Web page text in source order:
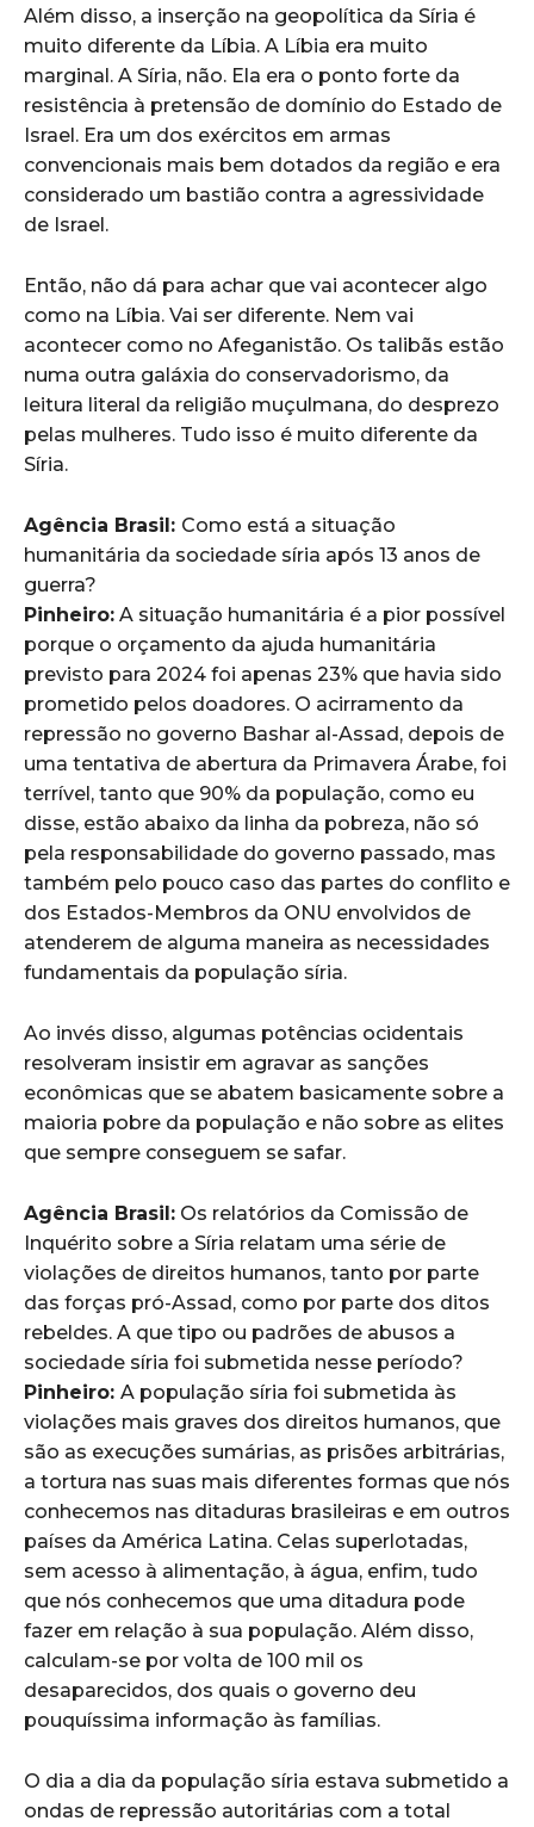
Além disso, a inserção na geopolítica da Síria é
muito diferente da Líbia. A Líbia era muito
marginal. A Síria, não. Ela era o ponto forte da
resistência à pretensão de domínio do Estado de
Israel. Era um dos exércitos em armas
convencionais mais bem dotados da região e era
considerado um bastião contra a agressividade
de Israel.
Então, não dá para achar que vai acontecer algo
como na Líbia. Vai ser diferente. Nem vai
acontecer como no Afeganistão. Os talibãs estão
numa outra galáxia do conservadorismo, da
leitura literal da religião muçulmana, do desprezo
pelas mulheres. Tudo isso é muito diferente da
Síria.
Agência Brasil: Como está a situação
humanitária da sociedade síria após 13 anos de
guerra?
Pinheiro: A situação humanitária é a pior possível
porque o orçamento da ajuda humanitária
previsto para 2024 foi apenas 23% que havia sido
prometido pelos doadores. O acirramento da
repressão no governo Bashar al-Assad, depois de
uma tentativa de abertura da Primavera Árabe, foi
terrível, tanto que 90% da população, como eu
disse, estão abaixo da linha da pobreza, não só
pela responsabilidade do governo passado, mas
também pelo pouco caso das partes do conflito e
dos Estados-Membros da ONU envolvidos de
atenderem de alguma maneira as necessidades
fundamentais da população síria.
Ao invés disso, algumas potências ocidentais
resolveram insistir em agravar as sanções
econômicas que se abatem basicamente sobre a
maioria pobre da população e não sobre as elites
que sempre conseguem se safar.
Agência Brasil: Os relatórios da Comissão de
Inquérito sobre a Síria relatam uma série de
violações de direitos humanos, tanto por parte
das forças pró-Assad, como por parte dos ditos
rebeldes. A que tipo ou padrões de abusos a
sociedade síria foi submetida nesse período?
Pinheiro: A população síria foi submetida às
violações mais graves dos direitos humanos, que
são as execuções sumárias, as prisões arbitrárias,
a tortura nas suas mais diferentes formas que nós
conhecemos nas ditaduras brasileiras e em outros
países da América Latina. Celas superlotadas,
sem acesso à alimentação, à água, enfim, tudo
que nós conhecemos que uma ditadura pode
fazer em relação à sua população. Além disso,
calculam-se por volta de 100 mil os
desaparecidos, dos quais o governo deu
pouquíssima informação às famílias.
O dia a dia da população síria estava submetido a
ondas de repressão autoritárias com a total